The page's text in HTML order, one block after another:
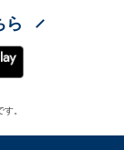
ら
。